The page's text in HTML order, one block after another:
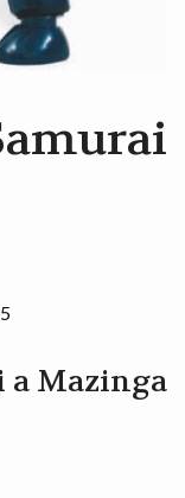
a Mazinga